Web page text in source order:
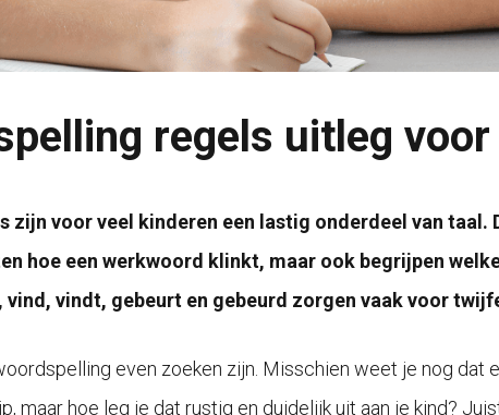
regels uitleg
zijn voor veel kinderen een lastig onderdeel van taal.
hoe een werkwoord klinkt, maar ook begrijpen
vindt, gebeurt en gebeurd zorgen vaak voor
even zoeken zijn. Misschien weet je nog dat
maar hoe leg je dat rustig en duidelijk uit aan je kind?